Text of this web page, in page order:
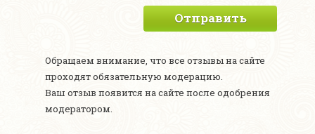
Отправить
Обращаем внимание, что все отзывы на сайте
проходят обязательную модерацию.
Ваш отзыв появится на сайте после одобрения
модератором.